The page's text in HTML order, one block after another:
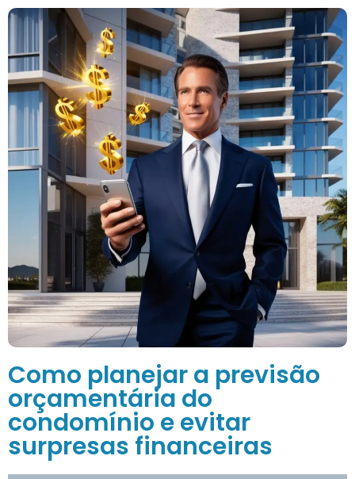
Como planejar a previsão
orçamentária do
condomínio e evitar
surpresas financeiras